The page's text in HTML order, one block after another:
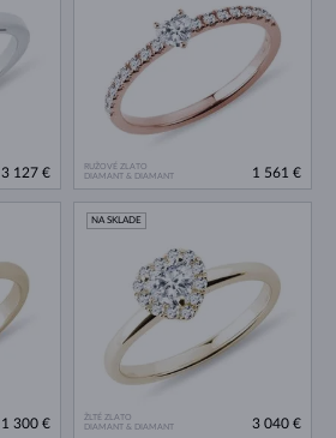
3 127 €
RUŽOVÉ ZLATO
DIAMANT & DIAMANT
1 561 €
1 300 €
ŽLTÉ ZLATO
DIAMANT & DIAMANT
NA SKLADE
3 040 €